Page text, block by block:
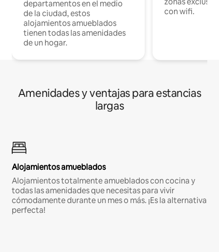
departamentos en el medio
de la ciudad, estos
alojamientos amueblados
tienen todas las amenidades
de un hogar.
con wifi.
Amenidades y ventajas para estancias
largas
Alojamientos amueblados
Alojamientos totalmente amueblados con cocina y
todas las amenidades que necesitas para vivir
cómodamente durante un mes o más. ¡Es la alternativa
perfecta!